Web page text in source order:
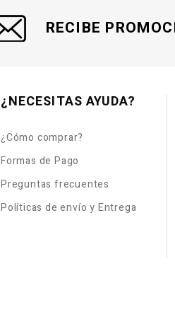
RECIBE
¿NECESITAS AYUDA?
¿Cómo comprar?
Formas de Pago
Preguntas frecuentes
Políticas de envío y Entrega